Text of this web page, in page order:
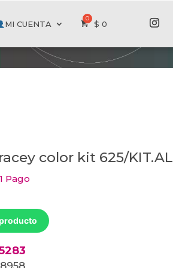
MI CUENTA $ 0
color kit 625/KIT.AL
Pago